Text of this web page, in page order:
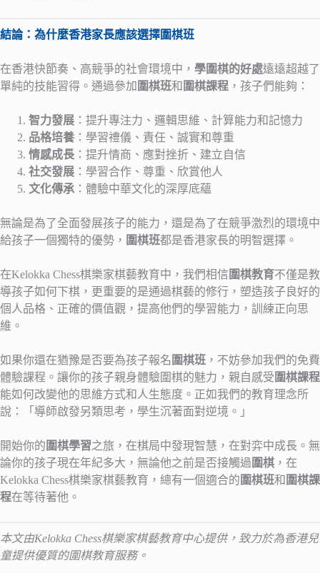
結論：為什麼香港家長應該選擇圍棋班
在香港快節奏、高競爭的社會環境中， 學圍棋的好處遠遠超越了
單純的技能習得。通過參加 圍棋班和 圍棋課程 ，孩子們能夠：
智力發展 ：提升專注力、邏輯思維、計算能力和記憶力
品格培養 ：學習禮儀、責任、誠實和尊重
情感成長 ：提升情商、應對挫折、建立自信
社交發展 ：學習合作、尊重、欣賞他人
文化傳承 ：體驗中華文化的深厚底蘊
無論是為了全面發展孩子的能力，還是為了在競爭激烈的環境中
給孩子一個獨特的優勢， 圍棋班都是香港家長的明智選擇。
在Kelokka Chess棋樂家棋藝教育中，我們相信 圍棋教育不僅是教
導孩子如何下棋，更重要的是通過棋藝的修行，塑造孩子良好的
個人品格、正確的價值觀，提高他們的學習能力，訓練正向思
維。
如果你還在猶豫是否要為孩子報名 圍棋班 ，不妨參加我們的免費
體驗課程。讓你的孩子親身體驗圍棋的魅力，親自感受 圍棋課程
能如何改變他的思維方式和人生態度。正如我們的教育理念所
說：「導師啟發另類思考，學生沉著面對逆境。」
開始你的 圍棋學習之旅，在棋局中發現智慧，在對弈中成長。無
論你的孩子現在年紀多大，無論他之前是否接觸過 圍棋 ，在
Kelokka Chess棋樂家棋藝教育，總有一個適合的 圍棋班和 圍棋課
程在等待著他。
本文由Kelokka Chess棋樂家棋藝教育中心提供，致力於為香港兒
童提供優質的圍棋教育服務。